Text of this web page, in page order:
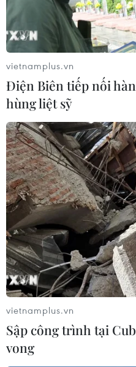
vietnamplus.vn
Điện Biên tiếp nối
hùng liệt sỹ
vietnamplus.vn
Sập công trình tại
vong